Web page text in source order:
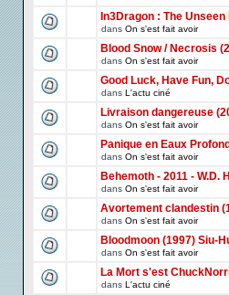
In3Dragon : The
dans On s'est fait avoir
Blood Snow / Necrosis
dans On s'est fait avoir
Good Luck, Have Fun,
dans L'actu ciné
Livraison dangereuse
dans On s'est fait avoir
Panique en Eaux
dans On s'est fait avoir
Behemoth - 2011 - W.D.
dans On s'est fait avoir
Avortement clandestin
dans On s'est fait avoir
Bloodmoon (1997) Siu-
dans On s'est fait avoir
La Mort s'est
dans L'actu ciné